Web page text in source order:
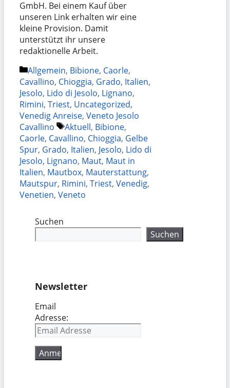
GmbH. Bei einem Kauf über
unseren Link erhalten wir eine
kleine Provision. Damit
unterstützt ihr unsere
redaktionelle Arbeit.
Kategorien
Allgemein, Bibione, Caorle,
Cavallino, Chioggia, Grado, Italien,
Jesolo, Lido di Jesolo, Lignano,
Rimini, Triest, Uncategorized,
Venedig Anreise, Veneto Jesolo
Cavallino
Schlagwörter
Aktuell, Bibione,
Caorle, Cavallino, Chioggia, Gelbe
Spur, Grado, Italien, Jesolo, Lido di
Jesolo, Lignano, Maut, Maut in
Italien, Mautbox, Mauterstattung,
Mautspur, Rimini, Triest, Venedig,
Venetien, Veneto
Suchen
Suchen
Newsletter
Email
Adresse: